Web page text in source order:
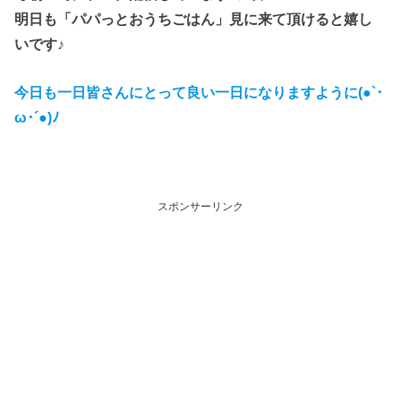
明日も「パパっとおうちごはん」見に来て頂けると嬉し
いです♪
今日も一日皆さんにとって良い一日になりますように(●`･
ω･´●)ﾉ
スポンサーリンク